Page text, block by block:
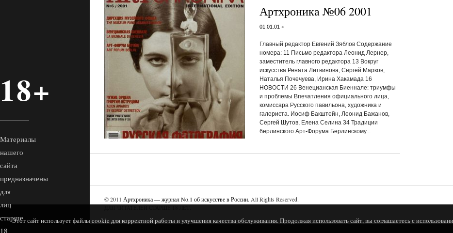
Артхроника №06 2001
01.01.01 •
Главный редактор Евгений Зяблов Содержание
номера: 11 Письмо редактора Леонид Лернер,
заместитель главного редактора 13 Вокруг
искусства Рената Литвинова, Сергей Марков,
Наталья Почечуева, Ирина Хакамада 16
НОВОСТИ 26 Венецианская Биеннале: триумфы
и проблемы Впечатления официального лица,
комиссара Русского павильона, художника и
галериста. Иосиф Бакштейн, Леонид Бажанов,
Сергей Шутов, Елена Селина 34 Традиции
берлинского Арт-Форума Берлинскому...
© 2011 Артхроника — журнал No.1 об искусстве в России. All Rights Reserved.
18+
Материалы
нашего
сайта
предназначены
для
лиц
старше
18
Этот сайт использует файлы cookie для корректной работы и улучшения качества обслуживания. Продолжая использовать сайт, вы соглашаетесь с